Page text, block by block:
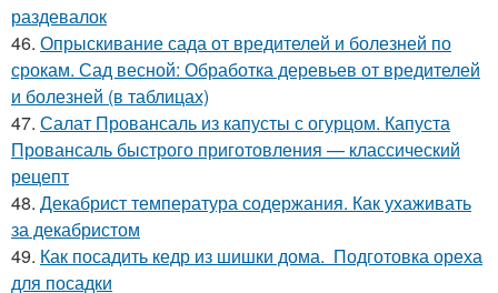
раздевалок
46. Опрыскивание сада от вредителей и болезней по
срокам. Сад весной: Обработка деревьев от вредителей
и болезней (в таблицах)
47. Салат Провансаль из капусты с огурцом. Капуста
Провансаль быстрого приготовления — классический
рецепт
48. Декабрист температура содержания. Как ухаживать
за декабристом
49. Как посадить кедр из шишки дома. Подготовка ореха
для посадки